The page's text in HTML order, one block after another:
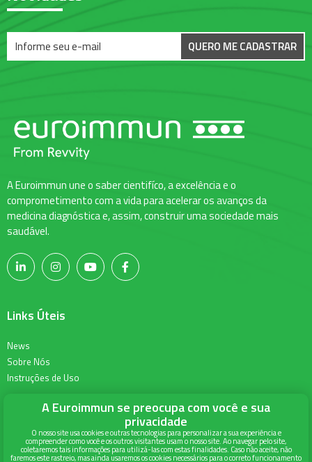
QUERO ME CADASTRAR
A Euroimmun une o saber cientifíco, a excelência e o
comprometimento com a vida para acelerar os avanços da
medicina diagnóstica e, assim, construir uma sociedade mais
saudável.
Links Úteis
News
Sobre Nós
Instruções de Uso
Informações para Contato
Alameda Terracota 215, Torre Union, 6º andar
A Euroimmun se preocupa com você e sua
privacidade
O nosso site usa cookies e outras tecnologias para personalizar a sua experiência e
compreender como você e os outros visitantes usam o nosso site. Ao navegar pelo site,
coletaremos tais informações para utilizá-las com estas finalidades. Caso não aceite, não
faremos este rastreio, mas ainda usaremos os cookies necessários para o correto funcionamento